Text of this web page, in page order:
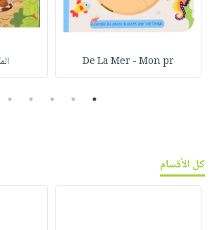
De La Mer - Mon pr
1
2
3
4
5
كل الأقسام